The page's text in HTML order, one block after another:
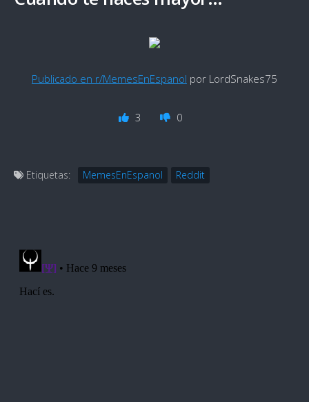
Publicado en r/MemesEnEspanol por LordSnakes75
3 0
Etiquetas: MemesEnEspanol Reddit